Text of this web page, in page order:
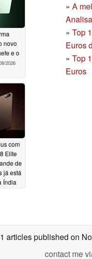
» A
» Top
Euros
» Top
Euros
novo
e o
2026
com
Elite
de
já está
Índia
articles published on
contact me